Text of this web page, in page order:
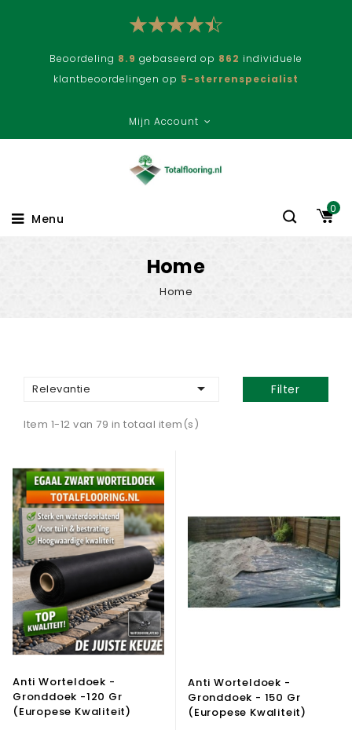
Beoordeling 8.9 gebaseerd op 862 individuele
klantbeoordelingen op 5-sterrenspecialist
Mijn Account
0
Menu
Home
Home
Relevantie  Filter
Item 1-12 van 79 in totaal item(s)
Anti Worteldoek -
Gronddoek -120 Gr
(Europese Kwaliteit)
Anti Worteldoek -
Gronddoek - 150 Gr
(Europese Kwaliteit)